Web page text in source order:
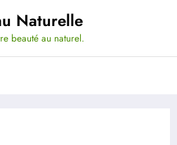
Naturelle
beauté au naturel.